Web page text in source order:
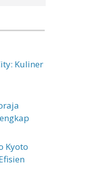
Kuliner
Kyoto